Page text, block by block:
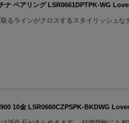
ナ ペアリング LSR0661DPTPK-WG
ラインがクロスするスタイリッシュな
10金 LSR0660CZPSPK-BKDWG